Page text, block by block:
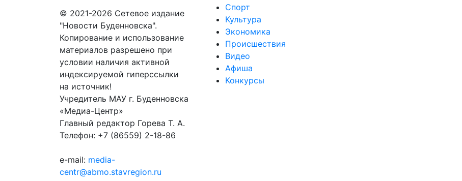
© 2021-2026 Сетевое издание
"Новости Буденновска".
Копирование и использование
материалов разрешено при
условии наличия активной
индексируемой гиперссылки
на источник!
Учредитель МАУ г. Буденновска
«Медиа-Центр»
Главный редактор Горева Т. А.
Телефон: +7 (86559) 2-18-86
e-mail: media-
centr@abmo.stavregion.ru
Спорт
Культура
Экономика
Происшествия
Видео
Афиша
Конкурсы